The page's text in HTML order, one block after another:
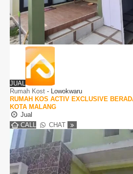
JUAL
Rumah Kost -
Lowokwaru
RUMAH KOS ACTIV EXCLUSIVE
KOTA MALANG
Jual
CALL
CHAT